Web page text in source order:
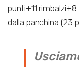
punti+11 rimbalzi+8
dalla panchina (23